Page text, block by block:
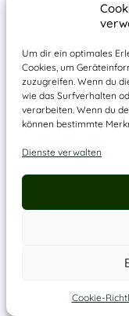
Um dir ein optimales
Cookies, um
zuzugreifen. Wenn du
wie das Surfverhalten
verarbeiten. Wenn du
können bestimmte
Dienste verwalten
Cookie-